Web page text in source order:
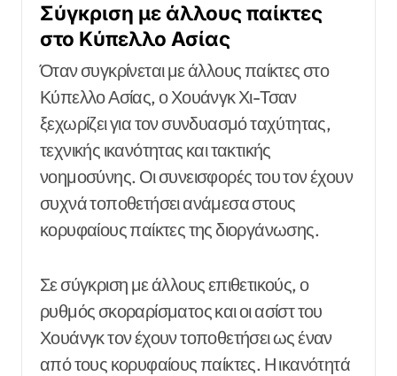
Σύγκριση με άλλους παίκτες
στο Κύπελλο Ασίας
Όταν συγκρίνεται με άλλους παίκτες στο
Κύπελλο Ασίας, ο Χουάνγκ Χι-Τσαν
ξεχωρίζει για τον συνδυασμό ταχύτητας,
τεχνικής ικανότητας και τακτικής
νοημοσύνης. Οι συνεισφορές του τον έχουν
συχνά τοποθετήσει ανάμεσα στους
κορυφαίους παίκτες της διοργάνωσης.
Σε σύγκριση με άλλους επιθετικούς, ο
ρυθμός σκοραρίσματος και οι ασίστ του
Χουάνγκ τον έχουν τοποθετήσει ως έναν
από τους κορυφαίους παίκτες. Η ικανότητά